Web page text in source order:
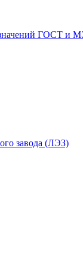
ГОСТ и
завода (ЛЭЗ)